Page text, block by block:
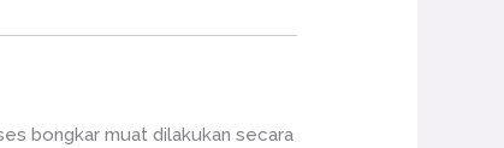
bongkar muat dilakukan secara